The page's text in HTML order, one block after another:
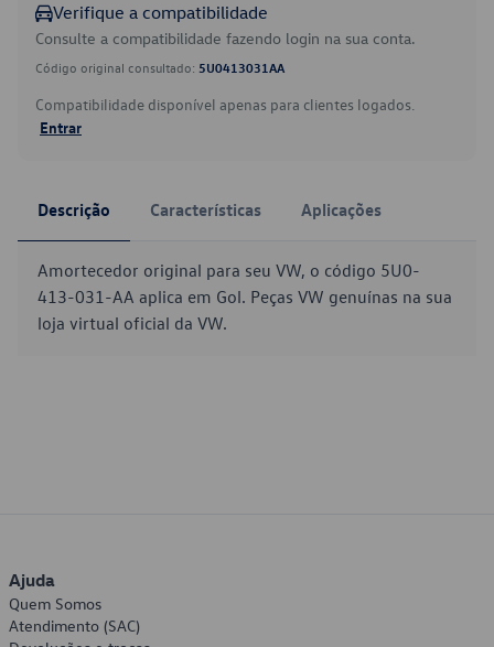
Verifique a compatibilidade
Consulte a compatibilidade fazendo login na sua conta.
Código original consultado: 5U0413031AA
Compatibilidade disponível apenas para clientes logados.
Entrar
Descrição Características Aplicações
Amortecedor original para seu VW, o código 5U0-
413-031-AA aplica em Gol. Peças VW genuínas na sua
loja virtual oficial da VW.
Ajuda
Quem Somos
Atendimento (SAC)